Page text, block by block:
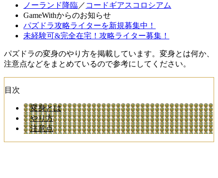
ノーランド降臨／ コードギアスコロシアム
GameWithからのお知らせ
パズドラ攻略ライターを新規募集中！
未経験可&完全在宅！攻略ライター募集！
パズドラの変身のやり方を掲載しています。変身とは何か、
注意点などをまとめているので参考にしてください。
目次
変身とは
やり方
注意点